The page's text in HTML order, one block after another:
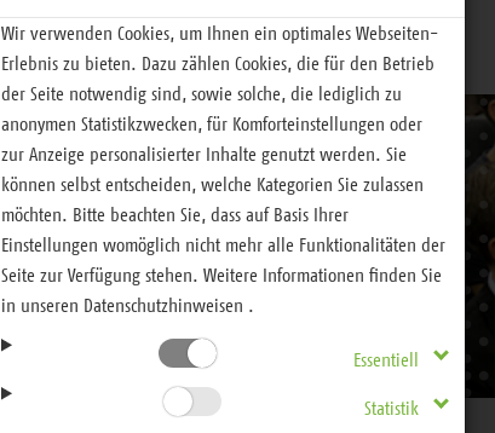
Handeln Service
Wir verwenden Cookies, um Ihnen ein optimales Webseiten-
Erlebnis zu bieten. Dazu zählen Cookies, die für den Betrieb
der Seite notwendig sind, sowie solche, die lediglich zu
anonymen Statistikzwecken, für Komforteinstellungen oder
zur Anzeige personalisierter Inhalte genutzt werden. Sie
können selbst entscheiden, welche Kategorien Sie zulassen
möchten. Bitte beachten Sie, dass auf Basis Ihrer
Einstellungen womöglich nicht mehr alle Funktionalitäten der
Seite zur Verfügung stehen. Weitere Informationen finden Sie
in unseren Datenschutzhinweisen .
Essentiell
Statistik